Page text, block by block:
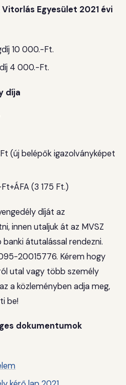
Egyesület 2021 évi
10 000.-Ft.
4 000.-Ft.
díja
(új belépők igazolványképet
(3 175 Ft.)
díját az
innen utaljuk át az MVSZ
átutalással rendezni.
20015776. Kérem hogy
utal vagy több személy
a közleményben adja meg,
be!
dokumentumok